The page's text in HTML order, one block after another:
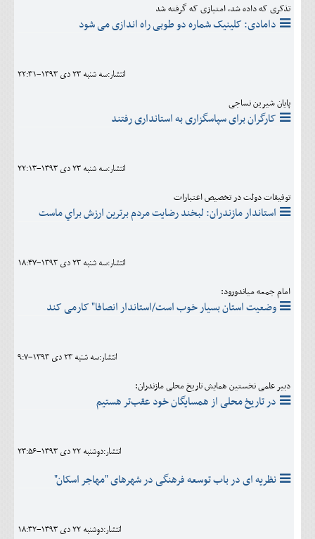
تذکری که داده شد، امتیازی که گرفته شد
دامادی: کلینیک شماره دو طوبی راه اندازی می شود
انتشار:سه شنبه 23 دی 1393-22:31
پایان شیرین نساجی
کارگران برای سپاسگزاری به استانداری رفتند
انتشار:سه شنبه 23 دی 1393-22:13
توفيقات دولت در تخصیص اعتبارات
استاندار مازندران: لبخند رضایت مردم برترين ارزش براي ماست
انتشار:سه شنبه 23 دی 1393-18:47
امام جمعه میاندورود:
وضعیت استان بسیار خوب است/استاندار انصافا" کارمی کند
انتشار:سه شنبه 23 دی 1393-9:7
دبیر علمی نخستین همایش تاریخ محلی مازندران:
در تاریخ محلی از همسایگان خود عقب‌تر هستیم
انتشار:دوشنبه 22 دی 1393-23:56
نظریه ای در باب توسعه فرهنگی در شهرهای "مهاجر اسکان"
انتشار:دوشنبه 22 دی 1393-18:32